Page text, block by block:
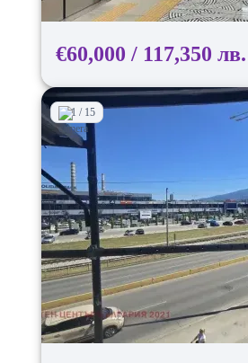
€60,000 / 117,350 лв.
1 / 15